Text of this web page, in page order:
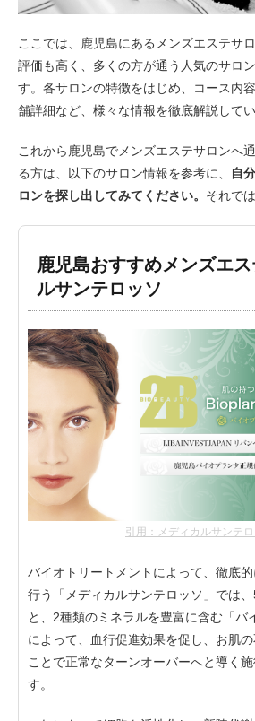
ここでは、鹿児島にあるメンズエステサ
評価も高く、多くの方が通う人気のサロ
す。各サロンの特徴をはじめ、コース内
舗詳細など、様々な情報を徹底解説してい
これから鹿児島でメンズエステサロンへ
る方は、以下のサロン情報を参考に、
自
ロンを探し出してみてください。 それで
鹿児島おすすめメンズエ
ルサンテロッソ
引用：メディカルサンテロ
バイオトリートメントによって、徹底
行う「メディカルサンテロッソ」では
と、2種類のミネラルを豊富に含む「バ
によって、血行促進効果を促し、お肌
ことで正常なターンオーバーへと導く
す。